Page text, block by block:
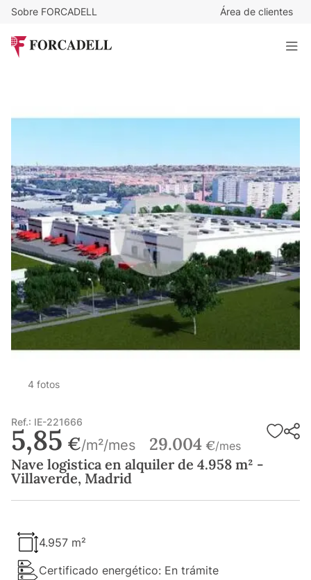
Sobre FORCADELL Área de clientes
Nave logistica en alquiler de 4.958 m² - Villaverde, Madrid
4.957 m²
4 fotos
Ref.: IE-221666
5,85 €/m²/mes 29.004 €/mes
Nave logistica en alquiler de 4.958 m² -
Villaverde, Madrid
4.957 m²
Certificado energético: En trámite